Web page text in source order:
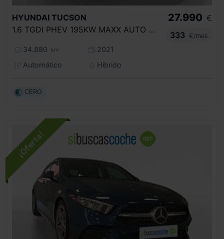
HYUNDAI TUCSON
1.6 TGDI PHEV 195KW MAXX AUTO 4X4
34.880 km
2021
Automático
Híbrido
27.990 €
333
€/mes
CERO